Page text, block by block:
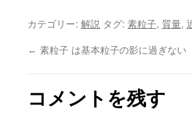
カテゴリー: 解説 タグ: 素粒子, 質量,
← 素粒子 は基本粒子の影に過ぎない
コメントを残す